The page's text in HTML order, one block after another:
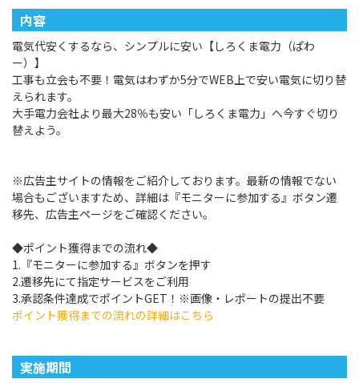
内容
電気代安くするなら、シンプルに安い【しろくま電力（ぱわ
ー）】
工事も立会も不要！電気はわずか5分でWEB上で安い電気に切り替
えられます。
大手電力会社より最大28％も安い「しろくま電力」へ今すぐ切り
替えよう。
※広告主サイトの情報をご紹介しております。最新の情報でない
場合もございますため、詳細は『モニターに参加する』ボタン遷
移先、広告主ページをご確認ください。
◆ポイント獲得までの流れ◆
1.『モニターに参加する』ボタンを押す
2.遷移先にて指定サービスをご利用
3.承認条件達成でポイントGET！※画像・レポートの提出不要
ポイント獲得までの流れの詳細はこちら
実施期間